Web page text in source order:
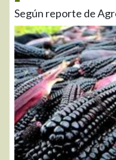
Según reporte de